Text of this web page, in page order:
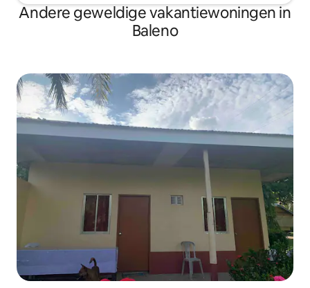
Andere geweldige vakantiewoningen in
Baleno